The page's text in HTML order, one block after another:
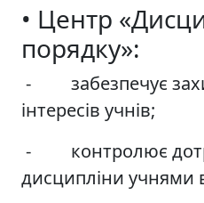
• Центр
порядку»:
- забезпечує
інтересів учнів;
- контролює
дисципліни учнями